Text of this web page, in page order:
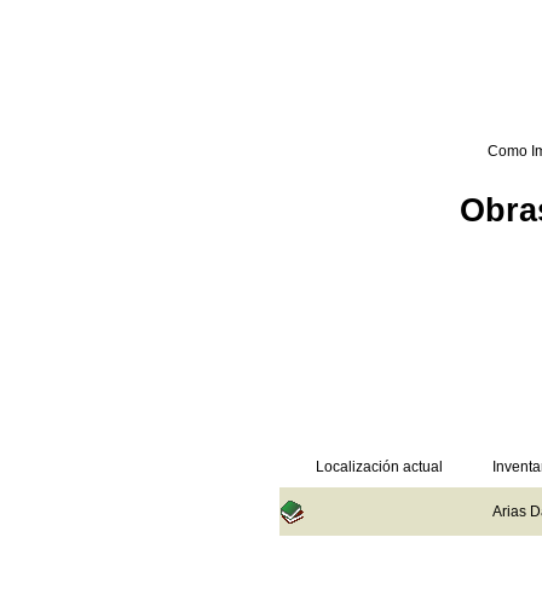
Como
Localización actual
Arias